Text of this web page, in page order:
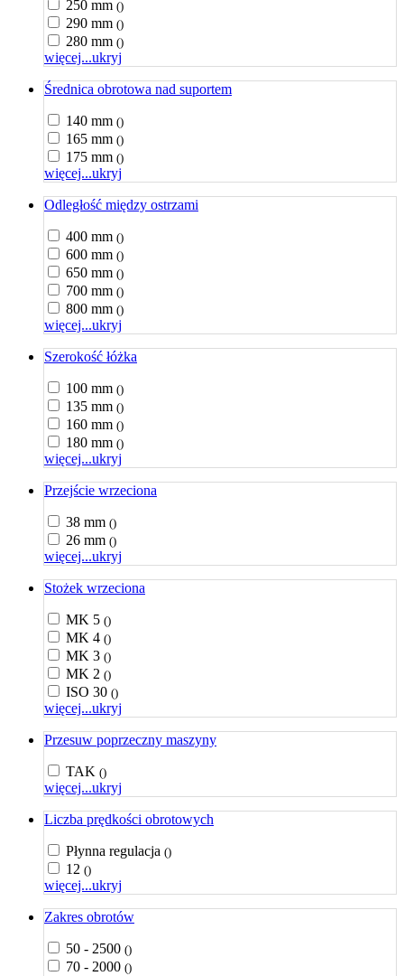
250 mm ()
290 mm ()
280 mm ()
więcej...ukryj
Średnica obrotowa nad suportem
140 mm ()
165 mm ()
175 mm ()
więcej...ukryj
Odległość między ostrzami
400 mm ()
600 mm ()
650 mm ()
700 mm ()
800 mm ()
więcej...ukryj
Szerokość łóżka
100 mm ()
135 mm ()
160 mm ()
180 mm ()
więcej...ukryj
Przejście wrzeciona
38 mm ()
26 mm ()
więcej...ukryj
Stożek wrzeciona
MK 5 ()
MK 4 ()
MK 3 ()
MK 2 ()
ISO 30 ()
więcej...ukryj
Przesuw poprzeczny maszyny
TAK ()
więcej...ukryj
Liczba prędkości obrotowych
Płynna regulacja ()
12 ()
więcej...ukryj
Zakres obrotów
50 - 2500 ()
70 - 2000 ()